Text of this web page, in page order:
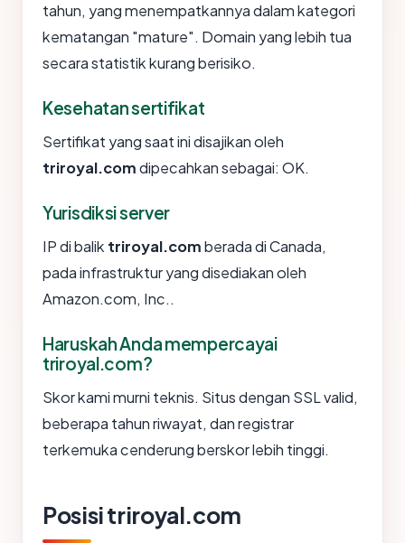
tahun, yang menempatkannya dalam kategori
kematangan "mature". Domain yang lebih tua
secara statistik kurang berisiko.
Kesehatan sertifikat
Sertifikat yang saat ini disajikan oleh
triroyal.comdipecahkan sebagai: OK.
Yurisdiksi server
IP di balik triroyal.comberada di Canada,
pada infrastruktur yang disediakan oleh
Amazon.com, Inc..
Haruskah Anda mempercayai
triroyal.com?
Skor kami murni teknis. Situs dengan SSL valid,
beberapa tahun riwayat, dan registrar
terkemuka cenderung berskor lebih tinggi.
Posisi triroyal.com